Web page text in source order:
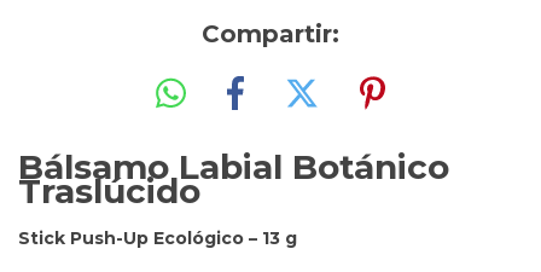
Compartir:
Bálsamo Labial Botánico
Traslúcido
Stick Push-Up Ecológico – 13 g